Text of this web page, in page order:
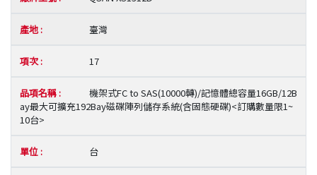
臺灣
17
機架式FC to SAS(10000轉)/記憶體總容量16GB/12B
ay最大可擴充192Bay磁碟陣列儲存系統(含固態硬碟)<訂購數量限1~
10台>
台